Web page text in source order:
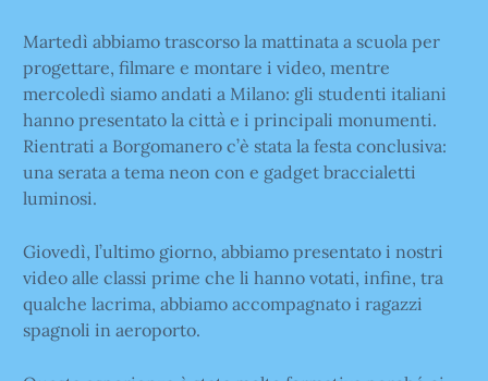
Martedì abbiamo trascorso la mattinata a scuola per
progettare, filmare e montare i video, mentre
mercoledì siamo andati a Milano: gli studenti italiani
hanno presentato la città e i principali monumenti.
Rientrati a Borgomanero c’è stata la festa conclusiva:
una serata a tema neon con e gadget braccialetti
luminosi.
Giovedì, l’ultimo giorno, abbiamo presentato i nostri
video alle classi prime che li hanno votati, infine, tra
qualche lacrima, abbiamo accompagnato i ragazzi
spagnoli in aeroporto.